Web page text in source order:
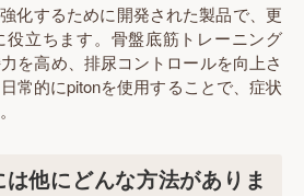
化するために開発された製品で、更
立ちます。骨盤底筋トレーニング
を高め、排尿コントロールを向上さ
常的にpitonを使用することで、症状
他にどんな方法がありま